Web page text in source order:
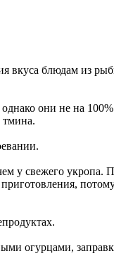
вкуса блюдам из
они не на
тмина.
у свежего укропа.
огурцами,